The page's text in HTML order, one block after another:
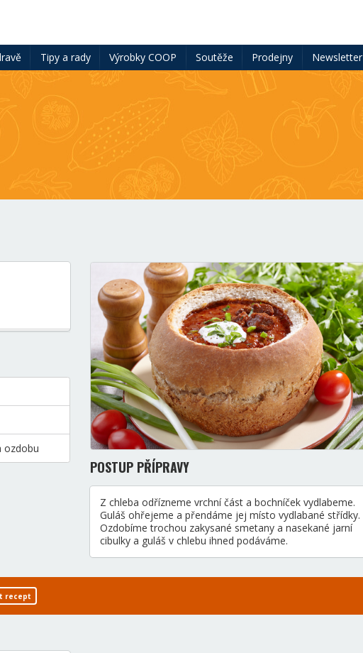
Tipy a rady Výrobky COOP Soutěže Prodejny Newsletter
ozdobu
POSTUP PŘÍPRAVY
Z chleba odřízneme vrchní část a bochníček vydlabeme.
Guláš ohřejeme a přendáme jej místo vydlabané střídky.
Ozdobíme trochou zakysané smetany a nasekané jarní
cibulky a guláš v chlebu ihned podáváme.
recept